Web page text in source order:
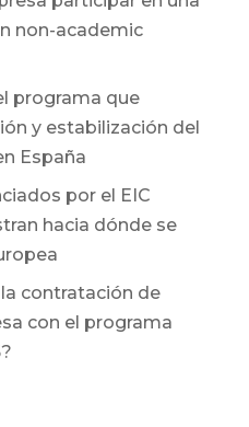
non-academic
programa que
y estabilización del
España
por el EIC
hacia dónde se
contratación de
con el programa